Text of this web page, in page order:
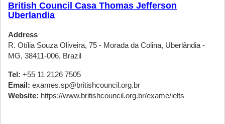
British Council Casa Thomas Jefferson
Uberlandia
Address
R. Otília Souza Oliveira, 75 - Morada da Colina, Uberlândia -
MG, 38411-006, Brazil
Tel: +55 11 2126 7505
Email: exames.sp@britishcouncil.org.br
Website: https://www.britishcouncil.org.br/exame/ielts